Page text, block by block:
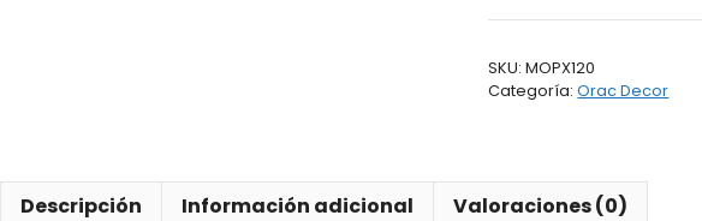
mod.
Blanco
cantidad
SKU:MOPX120
Categoría:Orac Decor
Descripción Información adicional Valoraciones (0)